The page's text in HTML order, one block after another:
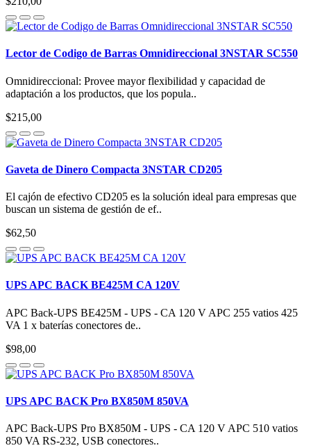
Lector de Codigo de Barras Omnidireccional 3NSTAR SC550
Omnidireccional: Provee mayor flexibilidad y capacidad de
adaptación a los productos, que los popula..
$215,00
Gaveta de Dinero Compacta 3NSTAR CD205
El cajón de efectivo CD205 es la solución ideal para empresas que
buscan un sistema de gestión de ef..
$62,50
UPS APC BACK BE425M CA 120V
APC Back-UPS BE425M - UPS - CA 120 V APC 255 vatios 425
VA 1 x baterías conectores de..
$98,00
UPS APC BACK Pro BX850M 850VA
APC Back-UPS Pro BX850M - UPS - CA 120 V APC 510 vatios
850 VA RS-232, USB conectores..